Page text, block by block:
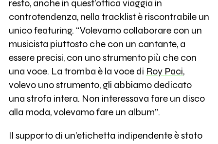
resto, anche in quest’ottica viaggia in
controtendenza, nella tracklist è riscontrabile un
unico featuring. “Volevamo collaborare con un
musicista piuttosto che con un cantante, a
essere precisi, con uno strumento più che con
una voce. La tromba è la voce di Roy Paci,
volevo uno strumento, gli abbiamo dedicato
una strofa intera. Non interessava fare un disco
alla moda, volevamo fare un album”.
Il supporto di un’etichetta indipendente è stato